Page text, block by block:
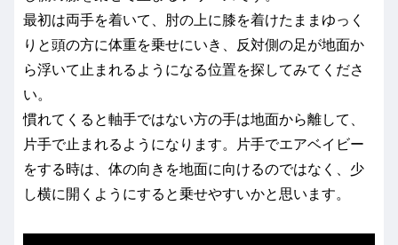
最初は両手を着いて、肘の上に膝を着けたままゆっく
りと頭の方に体重を乗せにいき、反対側の足が地面か
ら浮いて止まれるようになる位置を探してみてくださ
い。
慣れてくると軸手ではない方の手は地面から離して、
片手で止まれるようになります。片手でエアベイビー
をする時は、体の向きを地面に向けるのではなく、少
し横に開くようにすると乗せやすいかと思います。